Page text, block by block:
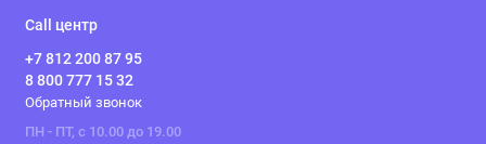
Call центр
+7 812 200 87 95
8 800 777 15 32
Обратный звонок
ПН - ПТ, с 10.00 до 19.00